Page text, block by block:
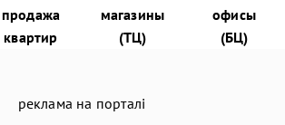
продажа
квартир
магазины
(ТЦ)
офисы
(БЦ)
реклама на порталі